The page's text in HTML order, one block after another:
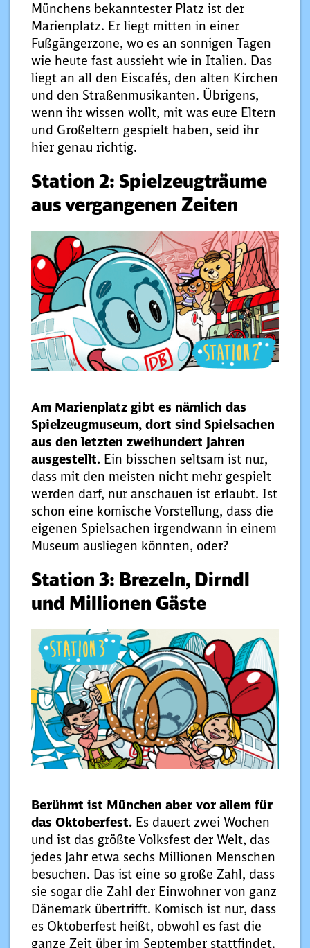
Münchens bekanntester Platz ist der
Marienplatz. Er liegt mitten in einer
Fußgängerzone, wo es an sonnigen Tagen
wie heute fast aussieht wie in Italien. Das
liegt an all den Eiscafés, den alten Kirchen
und den Straßenmusikanten. Übrigens,
wenn ihr wissen wollt, mit was eure Eltern
und Großeltern gespielt haben, seid ihr
hier genau richtig.
Station 2: Spielzeugträume
aus vergangenen Zeiten
Am Marienplatz gibt es nämlich das
Spielzeugmuseum, dort sind Spielsachen
aus den letzten zweihundert Jahren
ausgestellt. Ein bisschen seltsam ist nur,
dass mit den meisten nicht mehr gespielt
werden darf, nur anschauen ist erlaubt. Ist
schon eine komische Vorstellung, dass die
eigenen Spielsachen irgendwann in einem
Museum ausliegen könnten, oder?
Station 3: Brezeln, Dirndl
und Millionen Gäste
Berühmt ist München aber vor allem für
das Oktoberfest. Es dauert zwei Wochen
und ist das größte Volksfest der Welt, das
jedes Jahr etwa sechs Millionen Menschen
besuchen. Das ist eine so große Zahl, dass
sie sogar die Zahl der Einwohner von ganz
Dänemark übertrifft. Komisch ist nur, dass
es Oktoberfest heißt, obwohl es fast die
ganze Zeit über im September stattfindet.